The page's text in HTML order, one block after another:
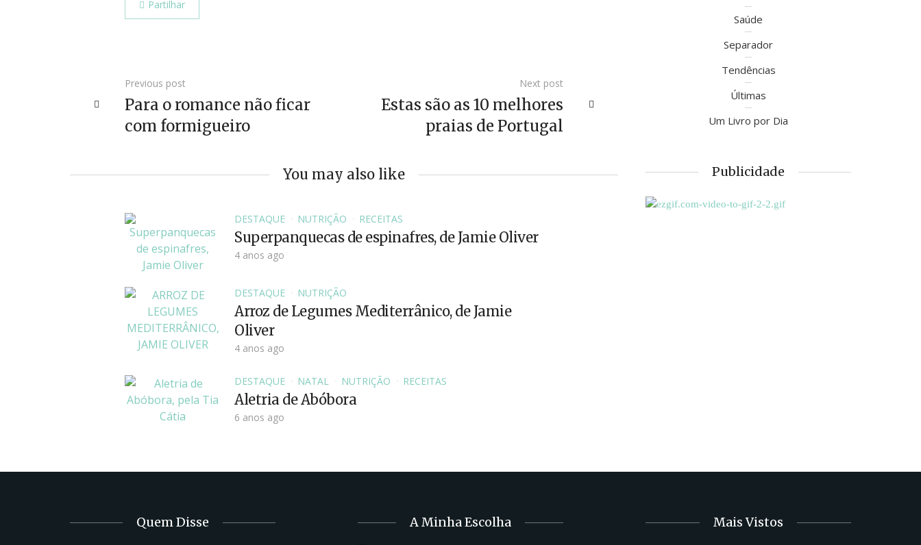
Partilhar
Previous post
Para o romance não ficar
com formigueiro
Next post
Estas são as 10 melhores
praias de Portugal
You may also like
DESTAQUE NUTRIÇÃO RECEITAS
Superpanquecas de espinafres, de Jamie Oliver
4 anos ago
DESTAQUE NUTRIÇÃO
Arroz de Legumes Mediterrânico, de Jamie
Oliver
4 anos ago
DESTAQUE NATAL NUTRIÇÃO RECEITAS
Aletria de Abóbora
6 anos ago
Saúde
Separador
Tendências
Últimas
Um Livro por Dia
Publicidade
Quem Disse A Minha Escolha Mais Vistos